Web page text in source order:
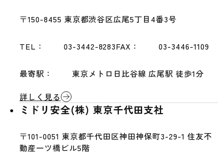
〒150-8455 東京都渋谷区広尾5丁目4番3号
TEL： 03-3442-8283FAX： 03-3446-1109
最寄駅：
東京メトロ日比谷線 広尾駅 徒歩1分
詳しく見る
ミドリ安全(株) 東京千代田支社
〒101-0051 東京都千代田区神田神保町3-29-1 住友不
動産一ツ橋ビル5階